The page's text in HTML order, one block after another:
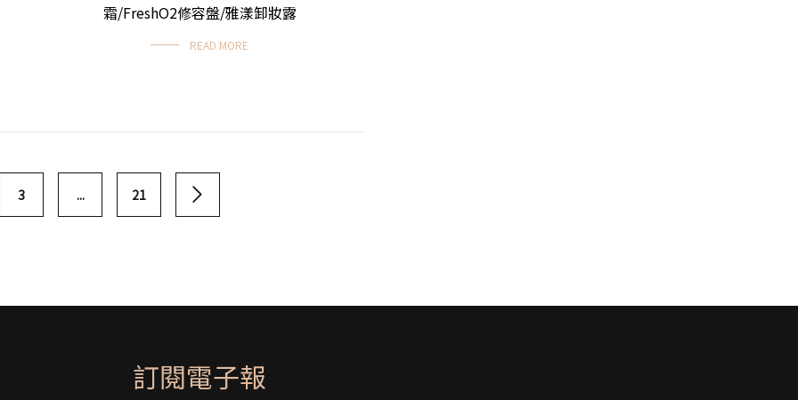
霜/FreshO2修容盤/雅漾卸妝露
READ MORE
3 ... 21
訂閱電子報